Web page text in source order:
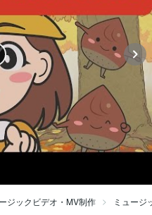
ジックビデオ・MV制作 ミュージ